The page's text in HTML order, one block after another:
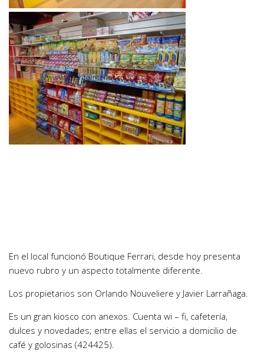
En el local funcionó Boutique Ferrari, desde hoy presenta
nuevo rubro y un aspecto totalmente diferente.
Los propietarios son Orlando Nouveliere y Javier Larrañaga.
Es un gran kiosco con anexos. Cuenta wi – fi, cafetería,
dulces y novedades; entre ellas el servicio a domicilio de
café y golosinas (424425).